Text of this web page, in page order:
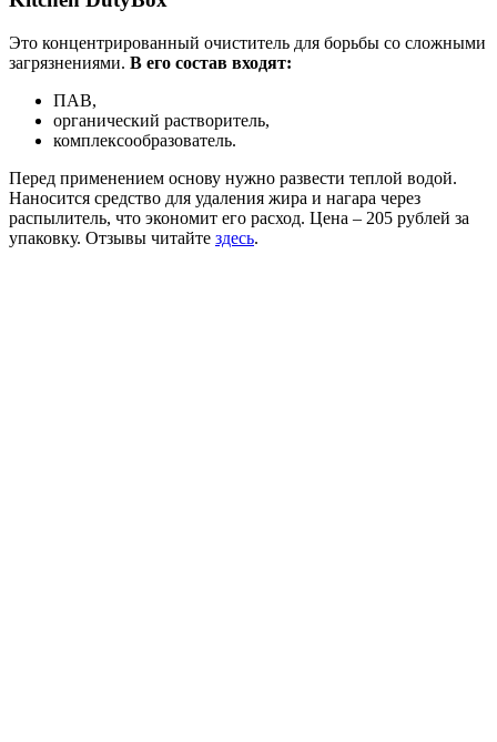
Это концентрированный очиститель для борьбы со сложными
загрязнениями. В его состав входят:
ПАВ,
органический растворитель,
комплексообразователь.
Перед применением основу нужно развести теплой водой.
Наносится средство для удаления жира и нагара через
распылитель, что экономит его расход. Цена – 205 рублей за
упаковку. Отзывы читайте здесь.